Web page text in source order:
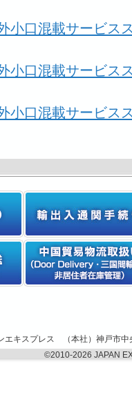
小口混載サービス
小口混載サービス
小口混載サービス
エキスプレス （本社）神戸市
©2010-2026 JAPAN